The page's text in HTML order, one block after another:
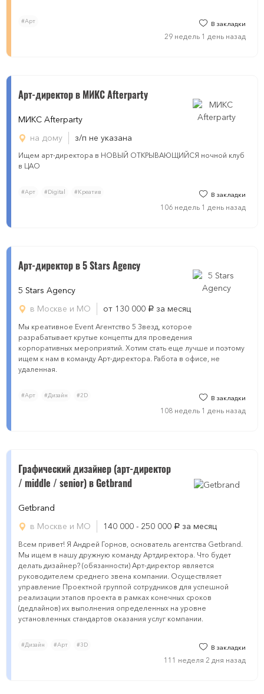
#Арт В закладки
29 недель 1 день назад
Арт-директор в МИКС Afterparty
МИКС Afterparty
на дому
з/п не указана
Ищем арт-директора в НОВЫЙ ОТКРЫВАЮЩИЙСЯ ночной клуб
в ЦАО
#Арт #Digital #Креатив В закладки
106 недель 1 день назад
Арт-директор в 5 Stars Agency
5 Stars Agency
в Москве и МО
от 130 000 руб. за месяц
Мы креативное Еvent Агентство 5 Звезд, которое
разрабатывает крутые концепты для проведения
корпоративных мероприятий. Хотим стать еще лучше и поэтому
ищем к нам в команду Арт-директора. Работа в офисе, не
удаленная.
#Арт #Дизайн #2D В закладки
108 недель 1 день назад
Графический дизайнер (арт-директор
/ middle / senior) в Getbrand
Getbrand
в Москве и МО
140 000 - 250 000 руб. за месяц
Всем привет! Я Андрей Горнов, основатель агентства Getbrand.
Мы ищем в нашу дружную команду Артдиректора. Что будет
делать дизайнер? (обязанности) Арт-директор является
руководителем среднего звена компании. Осуществляет
управление Проектной группой сотрудников для успешной
реализации этапов проекта в рамках конечных сроков
(дедлайнов) их выполнения определенных на уровне
установленных стандартов оказания услуг компании.
#Дизайн #Арт #3D В закладки
111 неделя 2 дня назад